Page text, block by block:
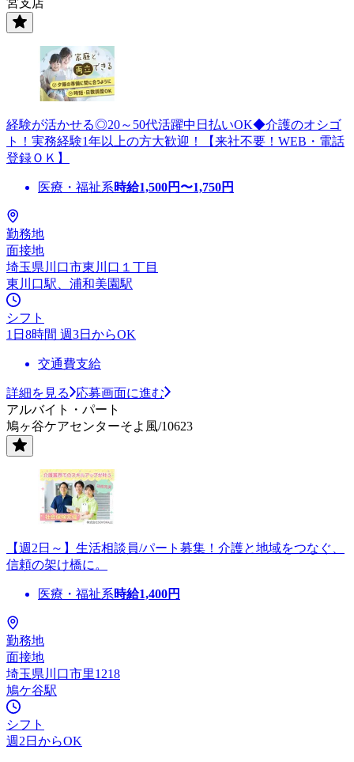
経験が活かせる◎20～50代活躍中日払いOK◆介護のオシゴ
ト！実務経験1年以上の方大歓迎！【来社不要！WEB・電話
登録ＯＫ】
医療・福祉系時給1,500円〜1,750円
勤務地
面接地
埼玉県川口市東川口１丁目
東川口駅、浦和美園駅
シフト
1日8時間 週3日からOK
交通費支給
詳細を見る
応募画面に進む
アルバイト・パート
鳩ヶ谷ケアセンターそよ風/10623
【週2日～】生活相談員/パート募集！介護と地域をつなぐ、
信頼の架け橋に。
医療・福祉系時給1,400円
勤務地
面接地
埼玉県川口市里1218
鳩ケ谷駅
シフト
週2日からOK